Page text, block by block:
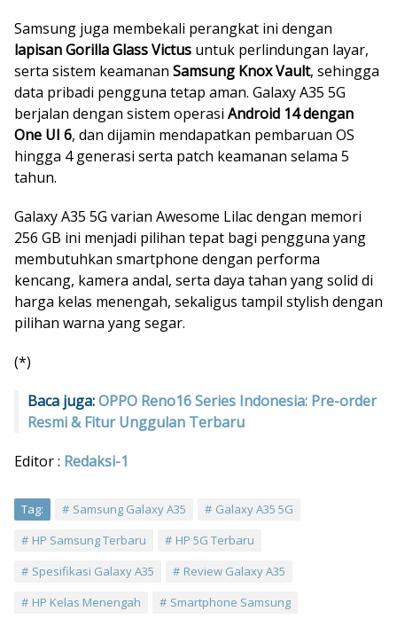
Samsung juga membekali perangkat ini dengan
lapisan Gorilla Glass Victus untuk perlindungan layar,
serta sistem keamanan Samsung Knox Vault, sehingga
data pribadi pengguna tetap aman. Galaxy A35 5G
berjalan dengan sistem operasi Android 14 dengan
One UI 6, dan dijamin mendapatkan pembaruan OS
hingga 4 generasi serta patch keamanan selama 5
tahun.
Galaxy A35 5G varian Awesome Lilac dengan memori
256 GB ini menjadi pilihan tepat bagi pengguna yang
membutuhkan smartphone dengan performa
kencang, kamera andal, serta daya tahan yang solid di
harga kelas menengah, sekaligus tampil stylish dengan
pilihan warna yang segar.
(*)
Baca juga:OPPO Reno16 Series Indonesia: Pre-order
Resmi & Fitur Unggulan Terbaru
Editor : Redaksi-1
Tag: Samsung Galaxy A35
Galaxy A35 5G
HP Samsung Terbaru
HP 5G Terbaru
Spesifikasi Galaxy A35
Review Galaxy A35
HP Kelas Menengah
Smartphone Samsung